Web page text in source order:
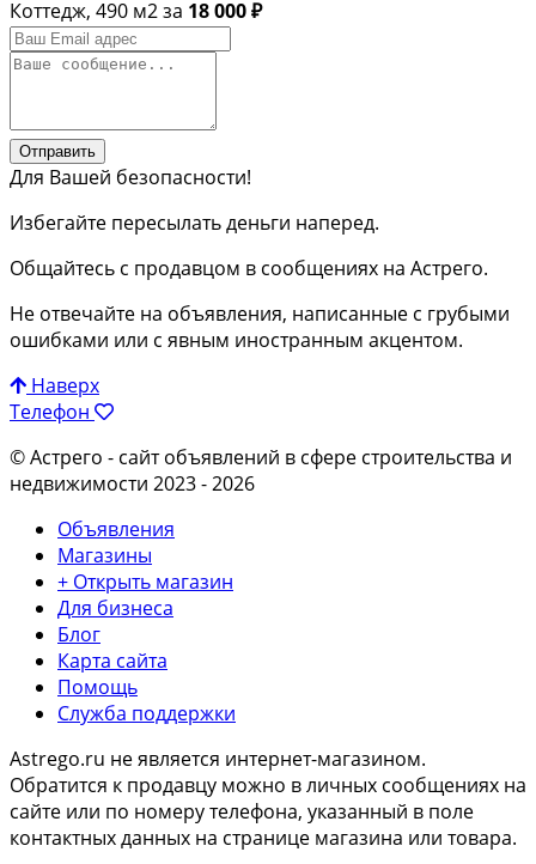
Коттедж, 490 м2 за 18 000 ₽
Отправить
Для Вашей безопасности!
Избегайте пересылать деньги наперед.
Общайтесь с продавцом в сообщениях на Астрего.
Не отвечайте на объявления, написанные с грубыми
ошибками или с явным иностранным акцентом.
Наверх
Телефон
© Астрего - сайт объявлений в сфере строительства и
недвижимости 2023 - 2026
Объявления
Магазины
+ Открыть магазин
Для бизнеса
Блог
Карта сайта
Помощь
Служба поддержки
Astrego.ru не является интернет-магазином.
Обратится к продавцу можно в личных сообщениях на
сайте или по номеру телефона, указанный в поле
контактных данных на странице магазина или товара.